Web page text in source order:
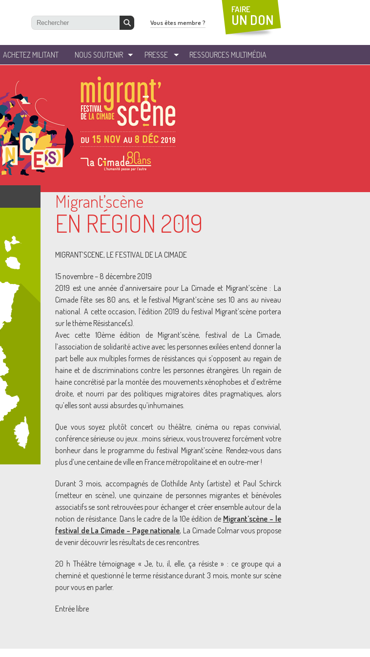
ACHETEZ MILITANT NOUS SOUTENIR PRESSE RESSOURCES MULTIMÉDIA
Vous êtes membre ?
FAIRE
UN DON
Migrant’scène
EN RÉGION 2019
MIGRANT’SCENE, LE FESTIVAL DE LA CIMADE
15 novembre – 8 décembre 2019
2019 est une année d’anniversaire pour La Cimade et Migrant’scène : La
Cimade fête ses 80 ans, et le festival Migrant’scène ses 10 ans au niveau
national. A cette occasion, l’édition 2019 du festival Migrant’scène portera
sur le thème Résistance(s).
Avec cette 10ème édition de Migrant’scène, festival de La Cimade,
l’association de solidarité active avec les personnes exilées entend donner la
part belle aux multiples formes de résistances qui s’opposent au regain de
haine et de discriminations contre les personnes étrangères. Un regain de
haine concrétisé par la montée des mouvements xénophobes et d’extrême
droite, et nourri par des politiques migratoires dites pragmatiques, alors
qu’elles sont aussi absurdes qu’inhumaines.
Que vous soyez plutôt concert ou théâtre, cinéma ou repas convivial,
conférence sérieuse ou jeux…moins sérieux, vous trouverez forcément votre
bonheur dans le programme du festival Migrant’scène. Rendez-vous dans
plus d’une centaine de ville en France métropolitaine et en outre-mer !
Durant 3 mois, accompagnés de Clothilde Anty (artiste) et Paul Schirck
(metteur en scène), une quinzaine de personnes migrantes et bénévoles
associatifs se sont retrouvées pour échanger et créer ensemble autour de la
notion de résistance. Dans le cadre de la 10e édition de Migrant’scène – le
festival de La Cimade – Page nationale, La Cimade Colmar vous propose
de venir découvrir les résultats de ces rencontres.
20 h Théâtre témoignage « Je, tu, il, elle, ça résiste » : ce groupe qui a
cheminé et questionné le terme résistance durant 3 mois, monte sur scène
pour vous en parler.
Entrée libre